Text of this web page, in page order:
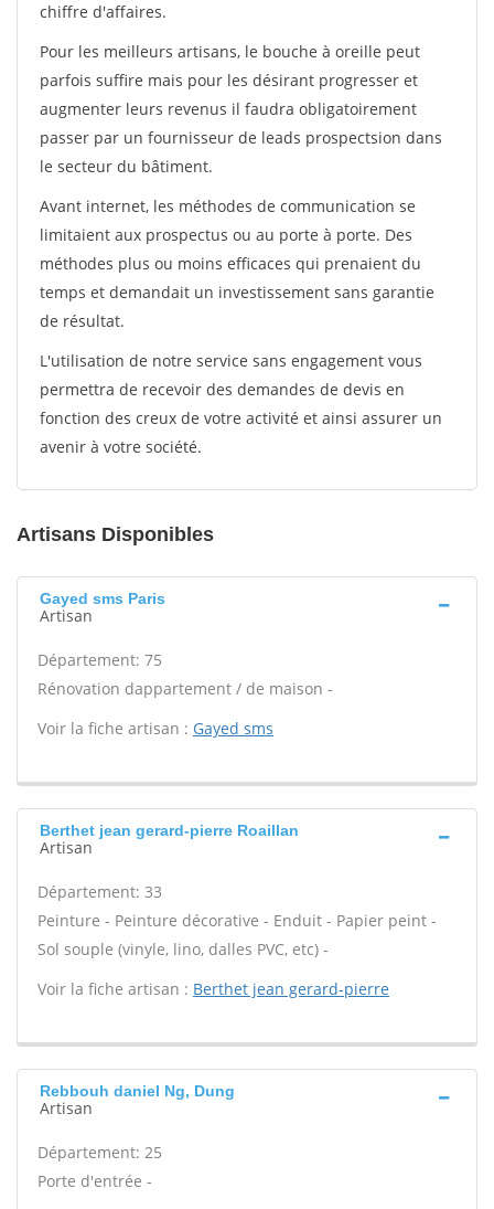
chiffre d'affaires.
Pour les meilleurs artisans, le bouche à oreille peut
parfois suffire mais pour les désirant progresser et
augmenter leurs revenus il faudra obligatoirement
passer par un fournisseur de leads prospectsion dans
le secteur du bâtiment.
Avant internet, les méthodes de communication se
limitaient aux prospectus ou au porte à porte. Des
méthodes plus ou moins efficaces qui prenaient du
temps et demandait un investissement sans garantie
de résultat.
L'utilisation de notre service sans engagement vous
permettra de recevoir des demandes de devis en
fonction des creux de votre activité et ainsi assurer un
avenir à votre société.
Artisans Disponibles
Gayed sms Paris
Artisan
Département: 75
Rénovation dappartement / de maison -
Voir la fiche artisan : Gayed sms
Berthet jean gerard-pierre Roaillan
Artisan
Département: 33
Peinture - Peinture décorative - Enduit - Papier peint -
Sol souple (vinyle, lino, dalles PVC, etc) -
Voir la fiche artisan : Berthet jean gerard-pierre
Rebbouh daniel Ng, Dung
Artisan
Département: 25
Porte d'entrée -